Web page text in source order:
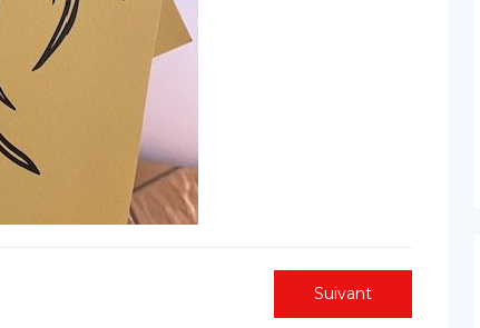
SuivantNext
post: